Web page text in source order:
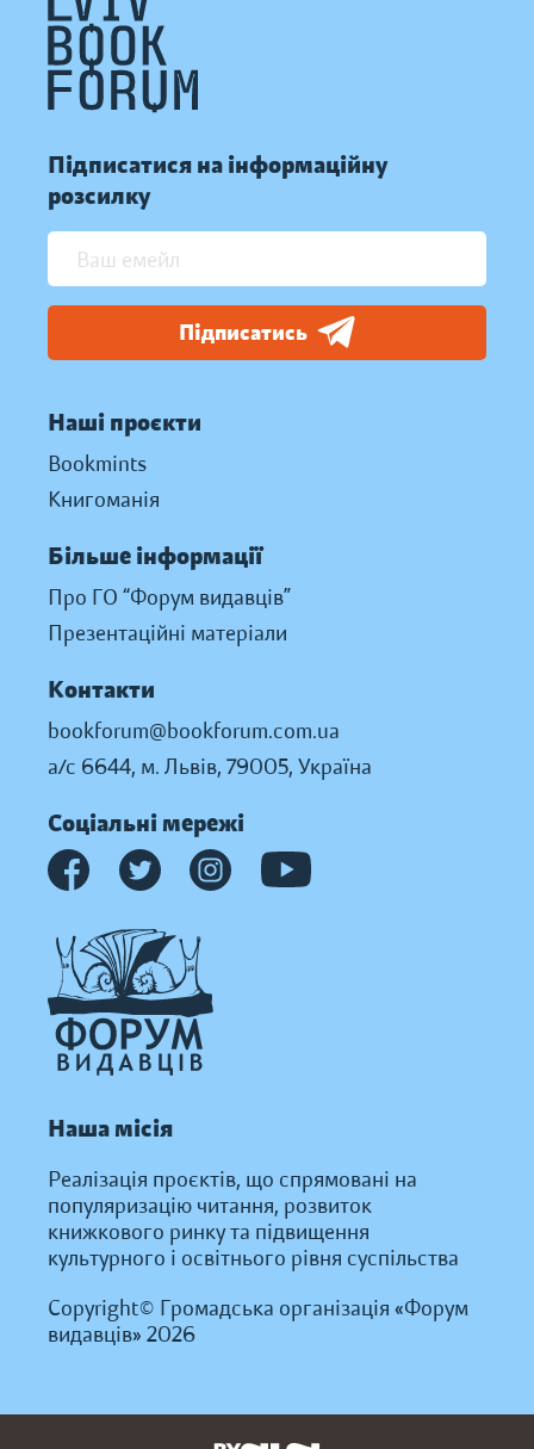
Підписатися на інформаційну
розсилку
Підписатись
Наші проєкти
Bookmints
Книгоманія
Більше інформації
Про ГО “Форум видавців”
Презентаційні матеріали
Контакти
bookforum@bookforum.com.ua
а/с 6644, м. Львів, 79005, Україна
Соціальні мережі
Наша місія
Реалізація проєктів, що спрямовані на
популяризацію читання, розвиток
книжкового ринку та підвищення
культурного і освітнього рівня суспільства
Copyright© Громадська організація «Форум
видавців» 2026